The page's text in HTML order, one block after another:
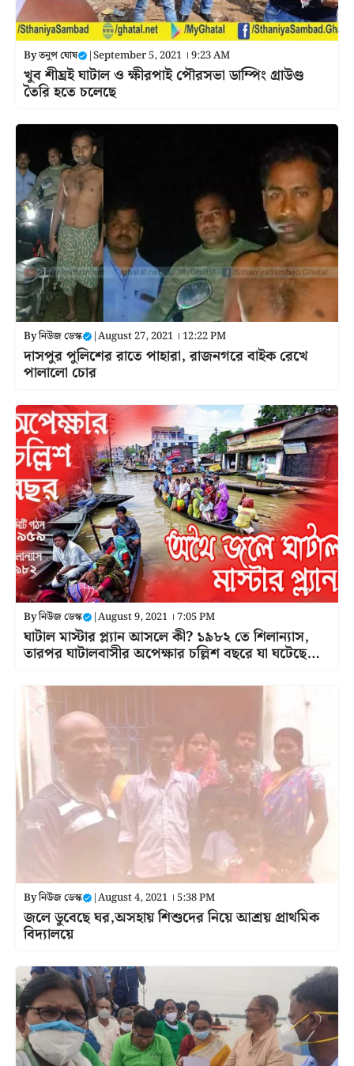
Byতনুপ ঘোষ |September 5, 2021 । 9:23 AM
খুব শীঘ্রই ঘাটাল ও ক্ষীরপাই পৌরসভা ডাম্পিং গ্রাউণ্ড
তৈরি হতে চলেছে
Byনিউজ ডেস্ক |August 27, 2021 । 12:22 PM
দাসপুর পুলিশের রাতে পাহারা, রাজনগরে বাইক রেখে
পালালো চোর
Byনিউজ ডেস্ক |August 9, 2021 । 7:05 PM
ঘাটাল মাস্টার প্ল্যান আসলে কী? ১৯৮২ তে শিলান্যাস,
তারপর ঘাটালবাসীর অপেক্ষার চল্লিশ বছরে যা ঘটেছে…
Byনিউজ ডেস্ক |August 4, 2021 । 5:38 PM
জলে ডুবেছে ঘর,অসহায় শিশুদের নিয়ে আশ্রয় প্রাথমিক
বিদ্যালয়ে